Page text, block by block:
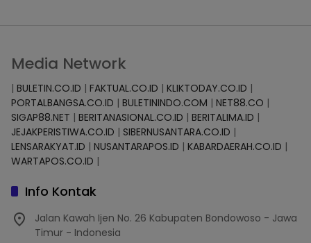
Media Network
| BULETIN.CO.ID | FAKTUAL.CO.ID | KLIKTODAY.CO.ID |
PORTALBANGSA.CO.ID | BULETININDO.COM | NET88.CO |
SIGAP88.NET | BERITANASIONAL.CO.ID | BERITALIMA.ID |
JEJAKPERISTIWA.CO.ID | SIBERNUSANTARA.CO.ID |
LENSARAKYAT.ID | NUSANTARAPOS.ID | KABARDAERAH.CO.ID |
WARTAPOS.CO.ID |
Info Kontak
Jalan Kawah Ijen No. 26 Kabupaten Bondowoso - Jawa
Timur - Indonesia